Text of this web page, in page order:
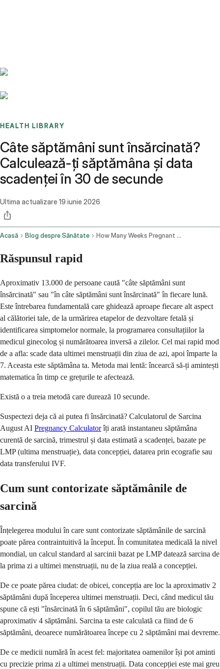
HEALTH LIBRARY
Câte săptămâni sunt însărcinată?
Calculează-ți săptămâna și data
scadenței în 30 de secunde
Ultima actualizare 19 iunie 2026
Acasă Blog despre Sănătate How Many Weeks Pregnant Am I Calculate Your Week Due Date In 30 Seconds
Răspunsul rapid
Aproximativ 13.000 de persoane caută "câte săptămâni sunt
însărcinată" sau "în câte săptămâni sunt însărcinată" în fiecare lună.
Este întrebarea fundamentală care ghidează aproape fiecare alt aspect
al călătoriei tale, de la urmărirea etapelor de dezvoltare fetală și
identificarea simptomelor normale, la programarea consultațiilor la
medicul ginecolog și numărătoarea inversă a zilelor. Cel mai rapid mod
de a afla: scade data ultimei menstruații din ziua de azi, apoi împarte la
7. Aceasta este săptămâna ta. Metoda mai lentă: încearcă să-ți amintești
matematica în timp ce grețurile te afectează.
Există o a treia metodă care durează 10 secunde.
Suspectezi deja că ai putea fi însărcinată? Calculatorul de Sarcina
August AI Pregnancy Calculatorîți arată instantaneu săptămâna
curentă de sarcină, trimestrul și data estimată a scadenței, bazate pe
LMP (ultima menstruație), data concepției, datarea prin ecografie sau
data transferului IVF.
Cum sunt contorizate săptămânile de
sarcină
Înțelegerea modului în care sunt contorizate săptămânile de sarcină
poate părea contraintuitivă la început. În comunitatea medicală la nivel
mondial, un calcul standard al sarcinii bazat pe LMP datează sarcina de
la prima zi a ultimei menstruații, nu de la ziua reală a concepției.
De ce poate părea ciudat: de obicei, concepția are loc la aproximativ 2
săptămâni după începerea ultimei menstruații. Deci, când medicul tău
spune că ești "însărcinată în 6 săptămâni", copilul tău are biologic
aproximativ 4 săptămâni. Sarcina ta este calculată ca fiind de 6
săptămâni, deoarece numărătoarea începe cu 2 săptămâni mai devreme.
De ce medicii numără în acest fel: majoritatea oamenilor își pot aminti
cu precizie prima zi a ultimei menstruații. Data concepției este mai greu